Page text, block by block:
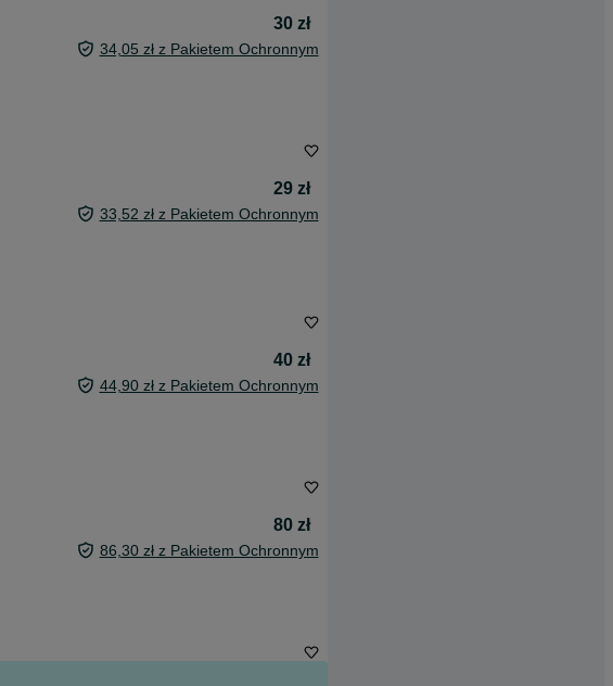
30 zł
34,05 zł z Pakietem Ochronnym
29 zł
33,52 zł z Pakietem Ochronnym
40 zł
44,90 zł z Pakietem Ochronnym
80 zł
86,30 zł z Pakietem Ochronnym